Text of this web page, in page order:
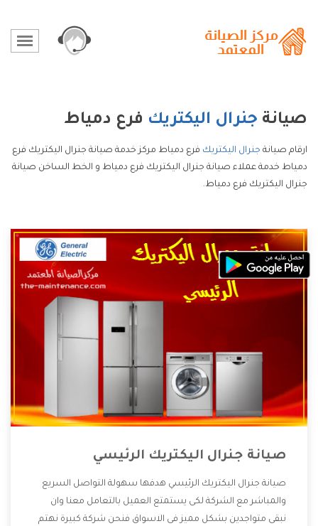
صيانة جنرال اليكتريك فرع دمياط
ارقام صيانة جنرال اليكتريك فرع دمياط مركز خدمة صيانة جنرال اليكتريك فرع
دمياط خدمة عملاء صيانة جنرال اليكتريك فرع دمياط و الخط الساخن صيانة
جنرال اليكتريك فرع دمياط.
صيانة جنرال اليكتريك الرئيسي
صيانة جنرال اليكتريك الرئيسي هدفها سهولة التواصل السريع
والمباشر مع الشركة لكى يستمتع العميل بالتعامل معنا وان
نبقى متواجدين بشكل مميز فى الاسواق فنحن شركة كبيرة نهتم